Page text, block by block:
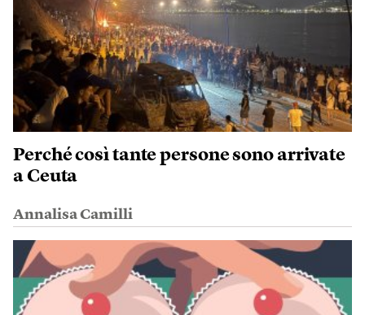
Perché così tante persone sono arrivate
a Ceuta
Annalisa Camilli